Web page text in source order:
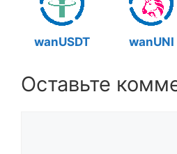
wanUSDT wanUNI
Оставьте